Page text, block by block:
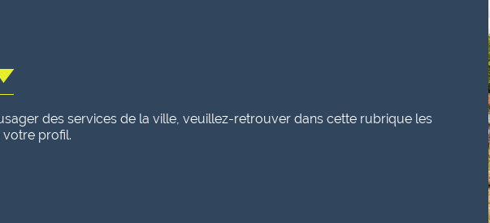
des services de la ville, veuillez-retrouver dans cette rubrique les
profil.